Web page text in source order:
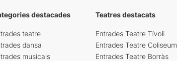
destacades
teatre
dansa
musicals
Teatres destacats
Entrades Teatre Tívoli
Entrades Teatre Coliseum
Entrades Teatre Borràs